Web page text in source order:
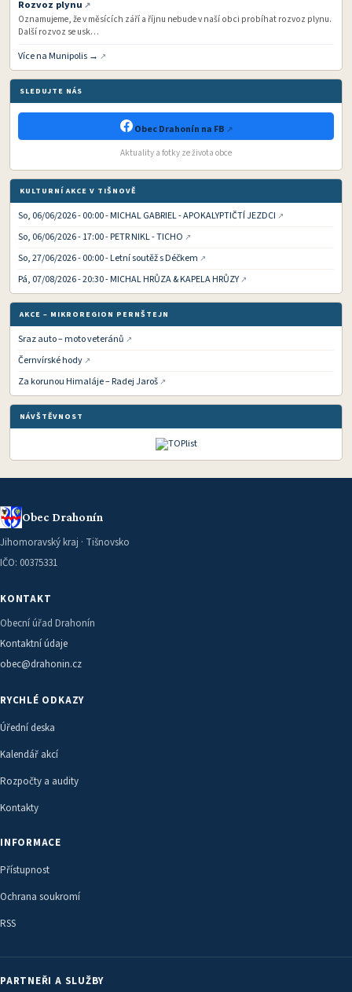
Rozvoz plynu
Oznamujeme, že v měsících září a říjnu nebude v naší obci probíhat rozvoz plynu.
Další rozvoz se usk…
Více na Munipolis →
SLEDUJTE NÁS
Obec Drahonín na FB
Aktuality a fotky ze života obce
KULTURNÍ AKCE V TIŠNOVĚ
So, 06/06/2026 - 00:00 - MICHAL GABRIEL - APOKALYPTIČTÍ JEZDCI
So, 06/06/2026 - 17:00 - PETR NIKL - TICHO
So, 27/06/2026 - 00:00 - Letní soutěž s Déčkem
Pá, 07/08/2026 - 20:30 - MICHAL HRŮZA & KAPELA HRŮZY
AKCE – MIKROREGION PERNŠTEJN
Sraz auto – moto veteránů
Černvírské hody
Za korunou Himaláje – Radej Jaroš
NÁVŠTĚVNOST
Obec Drahonín
Jihomoravský kraj · Tišnovsko
IČO: 00375331
KONTAKT
Obecní úřad Drahonín
Kontaktní údaje
obec@drahonin.cz
RYCHLÉ ODKAZY
Úřední deska
Kalendář akcí
Rozpočty a audity
Kontakty
INFORMACE
Přístupnost
Ochrana soukromí
RSS
PARTNEŘI A SLUŽBY